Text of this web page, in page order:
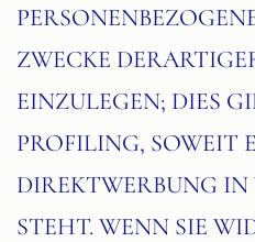
ZWECKE
EINZULEGEN; DIES
PROFILING, SOWEIT
DIREKTWERBUNG
STEHT. WENN SIE